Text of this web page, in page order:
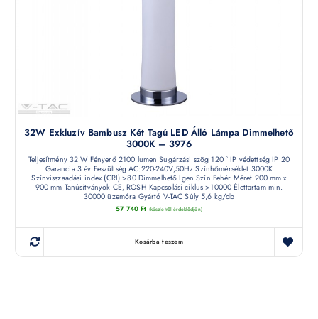
32W Exkluzív Bambusz Két Tagú LED Álló Lámpa Dimmelhető
3000K – 3976
Teljesítmény 32 W Fényerő 2100 lumen Sugárzási szög 120 ° IP védettség IP 20
Garancia 3 év Feszültség AC:220-240V,50Hz Színhőmérséklet 3000K
Színvisszaadási index (CRI) >80 Dimmelhető Igen Szín Fehér Méret 200 mm x
900 mm Tanúsítványok CE, ROSH Kapcsolási ciklus >10000 Élettartam min.
30000 üzemóra Gyártó V-TAC Súly 5,6 kg/db
57 740Ft (készletről érdeklődjön)
Kosárba teszem